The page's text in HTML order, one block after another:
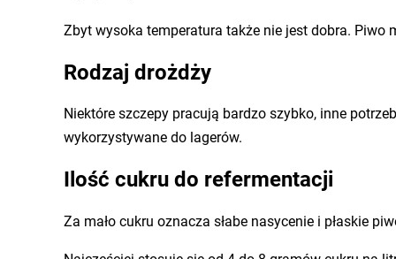
Zbyt wysoka temperatura także nie jest dobra.
Rodzaj drożdży
Niektóre szczepy pracują bardzo szybko, inne
wykorzystywane do lagerów.
Ilość cukru do refermentacji
Za mało cukru oznacza słabe nasycenie i płaskie